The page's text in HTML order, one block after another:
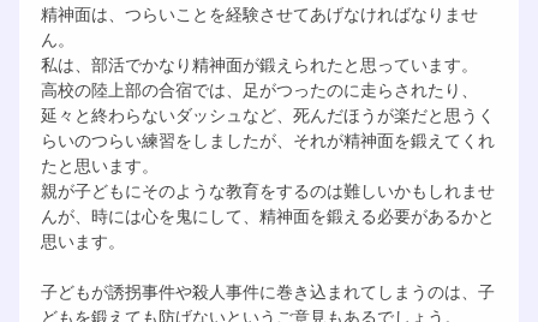
精神面は、つらいことを経験させてあげなければなりませ
ん。
私は、部活でかなり精神面が鍛えられたと思っています。
高校の陸上部の合宿では、足がつったのに走らされたり、
延々と終わらないダッシュなど、死んだほうが楽だと思うく
らいのつらい練習をしましたが、それが精神面を鍛えてくれ
たと思います。
親が子どもにそのような教育をするのは難しいかもしれませ
んが、時には心を鬼にして、精神面を鍛える必要があるかと
思います。
子どもが誘拐事件や殺人事件に巻き込まれてしまうのは、子
どもを鍛えても防げないというご意見もあるでしょう。